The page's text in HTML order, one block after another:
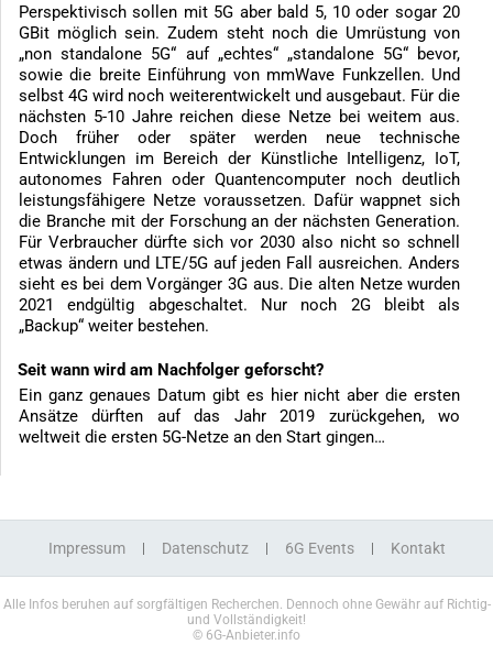
Perspektivisch sollen mit 5G aber bald 5, 10 oder sogar 20
GBit möglich sein. Zudem steht noch die Umrüstung von
„non standalone 5G“ auf „echtes“ „standalone 5G“ bevor,
sowie die breite Einführung von mmWave Funkzellen. Und
selbst 4G wird noch weiterentwickelt und ausgebaut. Für die
nächsten 5-10 Jahre reichen diese Netze bei weitem aus.
Doch früher oder später werden neue technische
Entwicklungen im Bereich der Künstliche Intelligenz, IoT,
autonomes Fahren oder Quantencomputer noch deutlich
leistungsfähigere Netze voraussetzen. Dafür wappnet sich
die Branche mit der Forschung an der nächsten Generation.
Für Verbraucher dürfte sich vor 2030 also nicht so schnell
etwas ändern und LTE/5G auf jeden Fall ausreichen. Anders
sieht es bei dem Vorgänger 3G aus. Die alten Netze wurden
2021 endgültig abgeschaltet. Nur noch 2G bleibt als
„Backup“ weiter bestehen.
Seit wann wird am Nachfolger geforscht?
Ein ganz genaues Datum gibt es hier nicht aber die ersten
Ansätze dürften auf das Jahr 2019 zurückgehen, wo
weltweit die ersten 5G-Netze an den Start gingen…
Impressum Datenschutz 6G Events Kontakt
Alle Infos beruhen auf sorgfältigen Recherchen. Dennoch ohne Gewähr auf Richtig-
und Vollständigkeit!
© 6G-Anbieter.info